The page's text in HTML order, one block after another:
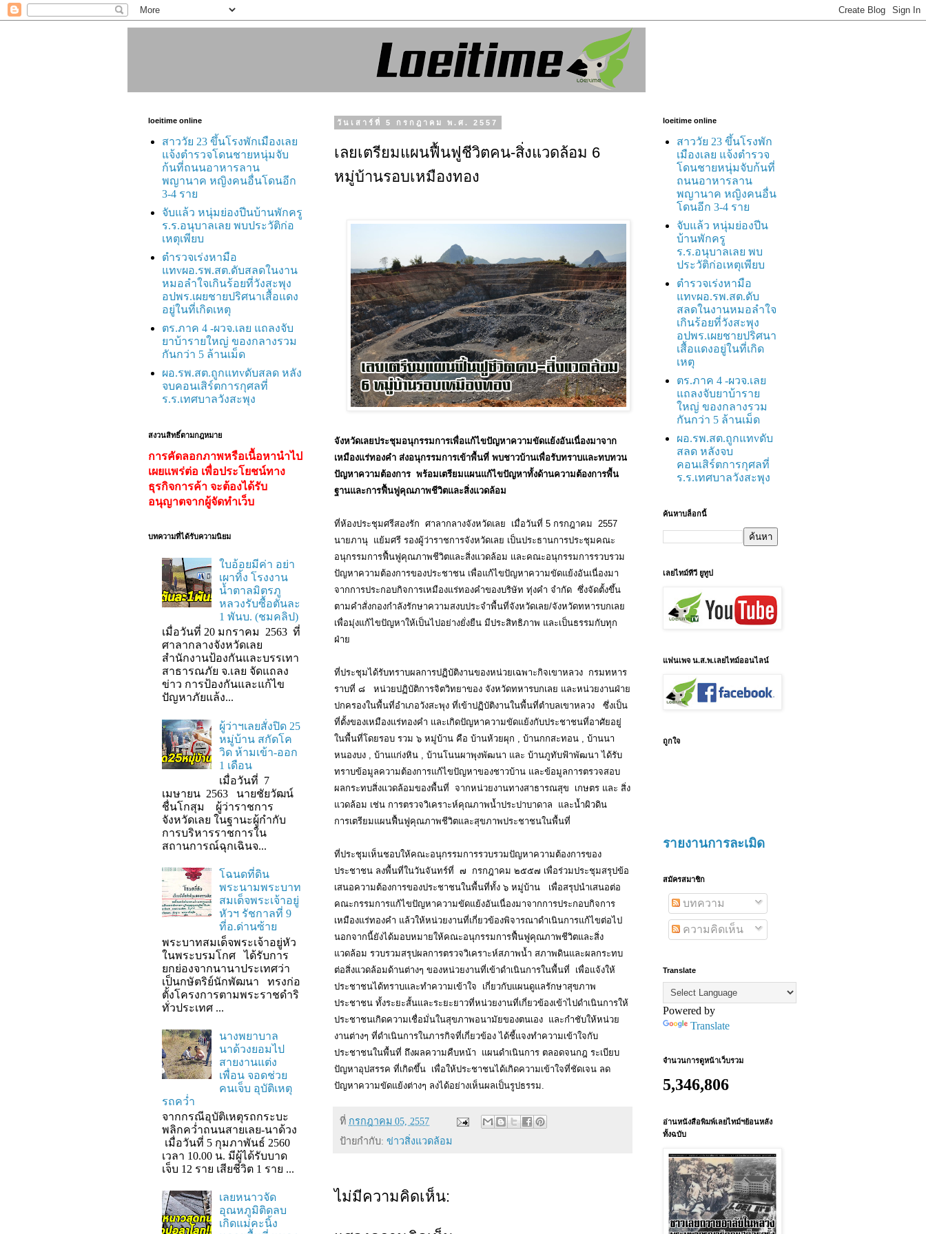
วันเสาร์ที่ 5 กรกฎาคม พ.ศ. 2557
เลยเตรียมแผนฟื้นฟูชีวิตคน-สิ่งแวดล้อม 6
หมู่บ้านรอบเหมืองทอง
จังหวัดเลยประชุมอนุกรรมการเพื่อแก้ไขปัญหาความขัดแย้งอันเนื่องมาจาก
เหมืองแร่ทองคำ ส่งอนุกรรมการเข้าพื้นที่ พบชาวบ้านเพื่อรับทราบและทบทวน
ปัญหาความต้องการ พร้อมเตรียมแผนแก้ไขปัญหาทั้งด้านความต้องการพื้น
ฐานและการฟื้นฟูคุณภาพชีวิตและสิ่งแวดล้อม
ที่ห้องประชุมศรีสองรัก ศาลากลางจังหวัดเลย เมื่อวันที่ 5 กรกฎาคม 2557
นายภานุ แย้มศรี รองผู้ว่าราชการจังหวัดเลย เป็นประธานการประชุมคณะ
อนุกรรมการฟื้นฟูคุณภาพชีวิตและสิ่งแวดล้อม และคณะอนุกรรมการรวบรวม
ปัญหาความต้องการของประชาชน เพื่อแก้ไขปัญหาความขัดแย้งอันเนื่องมา
จากการประกอบกิจการเหมืองแร่ทองคำของบริษัท ทุ่งคำ จำกัด ซึ่งจัดตั้งขึ้น
ตามคำสั่งกองกำลังรักษาความสงบประจำพื้นที่จังหวัดเลย/จังหวัดทหารบกเลย
เพื่อมุ่งแก้ไขปัญหาให้เป็นไปอย่างยั่งยืน มีประสิทธิภาพ และเป็นธรรมกับทุก
ฝ่าย
ที่ประชุมได้รับทราบผลการปฏิบัติงานของหน่วยเฉพาะกิจเขาหลวง กรมทหาร
ราบที่ ๘ หน่วยปฏิบัติการจิตวิทยาของ จังหวัดทหารบกเลย และหน่วยงานฝ่าย
ปกครองในพื้นที่อำเภอวังสะพุง ที่เข้าปฏิบัติงานในพื้นที่ตำบลเขาหลวง ซึ่งเป็น
ที่ตั้งของเหมืองแร่ทองคำ และเกิดปัญหาความขัดแย้งกับประชาชนที่อาศัยอยู่
ในพื้นที่โดยรอบ รวม ๖ หมู่บ้าน คือ บ้านห้วยผุก , บ้านกกสะทอน , บ้านนา
หนองบง , บ้านแก่งหิน , บ้านโนนผาพุงพัฒนา และ บ้านภูทับฟ้าพัฒนา ได้รับ
ทราบข้อมูลความต้องการแก้ไขปัญหาของชาวบ้าน และข้อมูลการตรวจสอบ
ผลกระทบสิ่งแวดล้อมของพื้นที่ จากหน่วยงานทางสาธารณสุข เกษตร และ สิ่ง
แวดล้อม เช่น การตรวจวิเคราะห์คุณภาพน้ำประปาบาดาล และน้ำผิวดิน
การเตรียมแผนฟื้นฟูคุณภาพชีวิตและสุขภาพประชาชนในพื้นที่
ที่ประชุมเห็นชอบให้คณะอนุกรรมการรวบรวมปัญหาความต้องการของ
ประชาชน ลงพื้นที่ในวันจันทร์ที่ ๗ กรกฎาคม ๒๕๕๗ เพื่อร่วมประชุมสรุปข้อ
เสนอความต้องการของประชาชนในพื้นที่ทั้ง ๖ หมู่บ้าน เพื่อสรุปนำเสนอต่อ
คณะกรรมการแก้ไขปัญหาความขัดแย้งอันเนื่องมาจากการประกอบกิจการ
เหมืองแร่ทองคำ แล้วให้หน่วยงานที่เกี่ยวข้องพิจารณาดำเนินการแก้ไขต่อไป
นอกจากนี้ยังได้มอบหมายให้คณะอนุกรรมการฟื้นฟูคุณภาพชีวิตและสิ่ง
แวดล้อม รวบรวมสรุปผลการตรวจวิเคราะห์สภาพน้ำ สภาพดินและผลกระทบ
ต่อสิ่งแวดล้อมด้านต่างๆ ของหน่วยงานที่เข้าดำเนินการในพื้นที่ เพื่อแจ้งให้
ประชาชนได้ทราบและทำความเข้าใจ เกี่ยวกับแผนดูแลรักษาสุขภาพ
ประชาชน ทั้งระยะสั้นและระยะยาวที่หน่วยงานที่เกี่ยวข้องเข้าไปดำเนินการให้
ประชาชนเกิดความเชื่อมั่นในสุขภาพอนามัยของตนเอง และกำชับให้หน่วย
งานต่างๆ ที่ดำเนินการในภารกิจที่เกี่ยวข้อง ได้ชี้แจงทำความเข้าใจกับ
ประชาชนในพื้นที่ ถึงผลความคืบหน้า แผนดำเนินการ ตลอดจนกฎ ระเบียบ
ปัญหาอุปสรรค ที่เกิดขึ้น เพื่อให้ประชาชนได้เกิดความเข้าใจที่ชัดเจน ลด
ปัญหาความขัดแย้งต่างๆ ลงได้อย่างเห็นผลเป็นรูปธรรม.
ที่ กรกฎาคม 05, 2557
ป้ายกำกับ: ข่าวสิ่งแวดล้อม
ไม่มีความคิดเห็น:
loeitime online
สาววัย 23 ขึ้นโรงพักเมืองเลย
แจ้งตำรวจโดนชายหนุ่มจับ
ก้นที่ถนนอาหารลาน
พญานาค หญิงคนอื่นโดนอีก
3-4 ราย
จับแล้ว หนุ่มย่องปีนบ้านพักครู
ร.ร.อนุบาลเลย พบประวัติก่อ
เหตุเพียบ
ตำรวจเร่งหามือ
แทvผอ.รพ.สต.ดับสลดในงาน
หมอลำใจเกินร้อยที่วังสะพุง
อปพร.เผยชายปริศนาเสื้อแดง
อยู่ในที่เกิดเหตุ
ตร.ภาค 4 -ผวจ.เลย แถลงจับ
ยาบ้ารายใหญ่ ของกลางรวม
กันกว่า 5 ล้านเม็ด
ผอ.รพ.สต.ถูกแทvดับสลด หลัง
จบคอนเสิร์ตการกุศลที่
ร.ร.เทศบาลวังสะพุง
สงวนสิทธิ์ตามกฎหมาย
การคัดลอกภาพหรือเนื้อหานำไป
เผยแพร่ต่อ เพื่อประโยชน์ทาง
ธุรกิจการค้า จะต้องได้รับ
อนุญาตจากผู้จัดทำเว็บ
บทความที่ได้รับความนิยม
ใบอ้อยมีค่า อย่า
เผาทิ้ง โรงงาน
น้ำตาลมิตรภู
หลวงรับซื้อตันละ
1 พันบ. (ชมคลิป)
เมื่อวันที่ 20 มกราคม 2563 ที่
ศาลากลางจังหวัดเลย
สำนักงานป้องกันและบรรเทา
สาธารณภัย จ.เลย จัดแถลง
ข่าว การป้องกันและแก้ไข
ปัญหาภัยแล้ง...
ผู้ว่าฯเลยสั่งปิด 25
หมู่บ้าน สกัดโค
วิด ห้ามเข้า-ออก
1 เดือน
เมื่อวันที่ 7
เมษายน 2563 นายชัยวัฒน์
ชื่นโกสุม ผู้ว่าราชการ
จังหวัดเลย ในฐานะผู้กํากับ
การบริหารราชการใน
สถานการณ์ฉุกเฉินจ...
โฉนดที่ดิน
พระนามพระบาท
สมเด็จพระเจ้าอยู่
หัวฯ รัชกาลที่ 9
ที่อ.ด่านซ้าย
พระบาทสมเด็จพระเจ้าอยู่หัว
ในพระบรมโกศ ได้รับการ
ยกย่องจากนานาประเทศว่า
เป็นกษัตริย์นักพัฒนา ทรงก่อ
ตั้งโครงการตามพระราชดำริ
ทั่วประเทศ ...
นางพยาบาล
นาด้วงยอมไป
สายงานแต่ง
เพื่อน จอดช่วย
คนเจ็บ อุบัติเหตุ
รถคว่ำ
จากกรณีอุบัติเหตุรถกระบะ
พลิกคว่ำถนนสายเลย-นาด้วง
เมื่อวันที่ 5 กุมภาพันธ์ 2560
เวลา 10.00 น. มีผู้ได้รับบาด
เจ็บ 12 ราย เสียชีวิต 1 ราย ...
เลยหนาวจัด
อุณหภูมิติดลบ
เกิดแม่คะนิ้ง
loeitime online
สาววัย 23 ขึ้นโรงพัก
เมืองเลย แจ้งตำรวจ
โดนชายหนุ่มจับก้นที่
ถนนอาหารลาน
พญานาค หญิงคนอื่น
โดนอีก 3-4 ราย
จับแล้ว หนุ่มย่องปีน
บ้านพักครู
ร.ร.อนุบาลเลย พบ
ประวัติก่อเหตุเพียบ
ตำรวจเร่งหามือ
แทvผอ.รพ.สต.ดับ
สลดในงานหมอลำใจ
เกินร้อยที่วังสะพุง
อปพร.เผยชายปริศนา
เสื้อแดงอยู่ในที่เกิด
เหตุ
ตร.ภาค 4 -ผวจ.เลย
แถลงจับยาบ้าราย
ใหญ่ ของกลางรวม
กันกว่า 5 ล้านเม็ด
ผอ.รพ.สต.ถูกแทvดับ
สลด หลังจบ
คอนเสิร์ตการกุศลที่
ร.ร.เทศบาลวังสะพุง
ค้นหาบล็อกนี้
เลยไทม์ทีวี ยูทูป
แฟนเพจ น.ส.พ.เลยไทม์ออนไลน์
ถูกใจ
รายงานการละเมิด
สมัครสมาชิก
บทความ
ความคิดเห็น
Translate
Powered by
Translate
จำนวนการดูหน้าเว็บรวม
5,346,806
อ่านหนังสือพิมพ์เลยไทม์ฯย้อนหลัง
ทั้งฉบับ